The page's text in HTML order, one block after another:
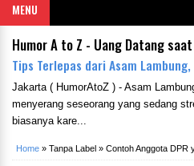
MENU
Humor A to Z - Uang Datang
Tips Terlepas dari Asam
Jakarta ( HumorAtoZ ) - Asam
menyerang seseorang yang sedang
biasanya kare...
Home » Tanpa Label » Contoh Anggota DPR